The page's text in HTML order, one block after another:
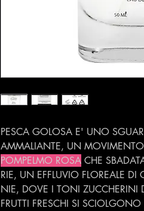
PESCA GOLOSA E' UNO
AMMALIANTE, UN
POMPELMO ROSA CHE
RIE, UN EFFLUVIO FLOREALE
NIE, DOVE I TONI ZUCCHERINI
FRUTTI FRESCHI SI